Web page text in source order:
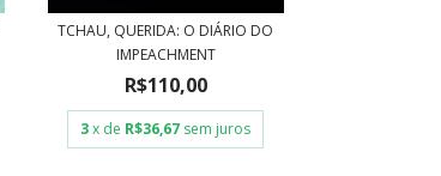
TCHAU, QUERIDA: O DIÁRIO DO
IMPEACHMENT
R$110,00
3x de R$36,67 sem juros